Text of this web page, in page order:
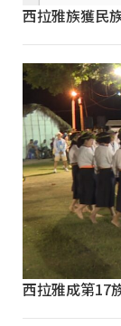
西拉雅族獲民
西拉雅成第17